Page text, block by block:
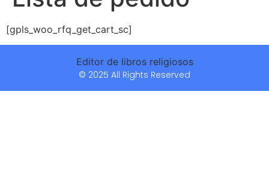
[gpls_woo_rfq_get_cart_sc]
Editor de libros religiosos
© 2025 All Rights Reserved